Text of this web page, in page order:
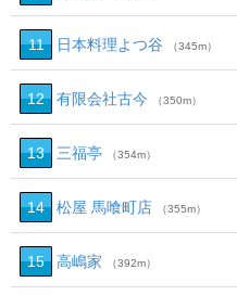
11 日本料理よつ谷 （345m）
12 有限会社古今 （350m）
13 三福亭 （354m）
14 松屋 馬喰町店 （355m）
15 高嶋家 （392m）